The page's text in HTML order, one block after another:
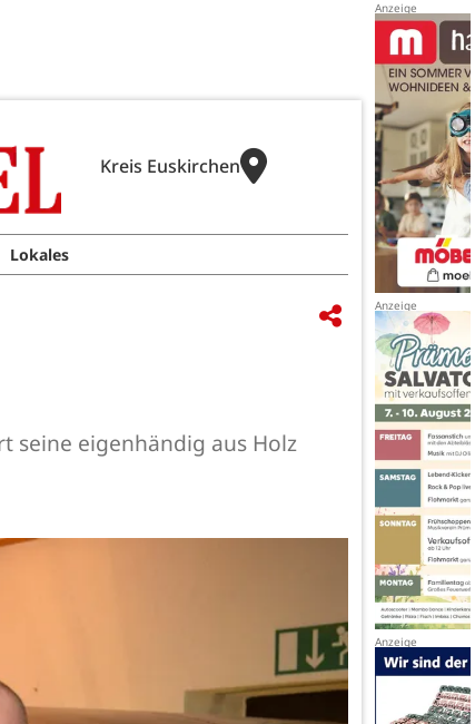
Kreis Euskirchen
Lokales
seine eigenhändig aus Holz